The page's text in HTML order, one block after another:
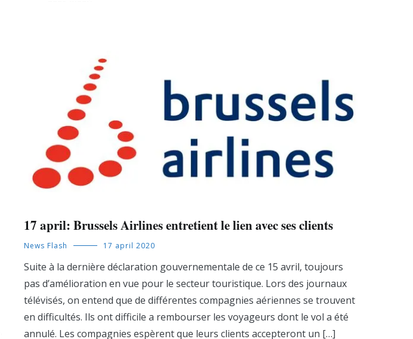
17 april: Brussels Airlines entretient le lien avec ses clients
News Flash 17 april 2020
Suite à la dernière déclaration gouvernementale de ce 15 avril, toujours
pas d’amélioration en vue pour le secteur touristique. Lors des journaux
télévisés, on entend que de différentes compagnies aériennes se trouvent
en difficultés. Ils ont difficile a rembourser les voyageurs dont le vol a été
annulé. Les compagnies espèrent que leurs clients accepteront un […]